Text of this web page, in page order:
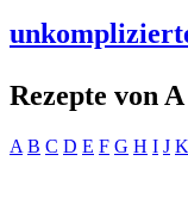
Rezepte von
A B C D E F G H I J K